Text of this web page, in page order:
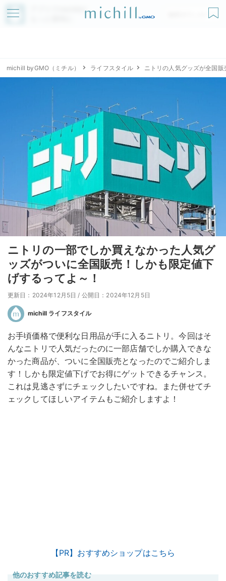
アプリでmichillが
無料ダウンロード
michill byGMO（ミチル） ライフスタイル ニトリの人気グッズが全国販
ニトリの一部でしか買えなかった人気グ
ッズがついに全国販売！しかも限定値下
げするってよ～！
更新日：2024年12月5日 / 公開日：2024年12月5日
michill ライフスタイル
お手頃価格で便利な日用品が手に入るニトリ。今回はそ
んなニトリで人気だったのに一部店舗でしか購入できな
かった商品が、ついに全国販売となったのでご紹介しま
す！しかも限定値下げでお得にゲットできるチャンス。
これは見逃さずにチェックしたいですね。また併せてチ
ェックしてほしいアイテムもご紹介しますよ！
【PR】おすすめショップはこちら
他のおすすめ記事を読む